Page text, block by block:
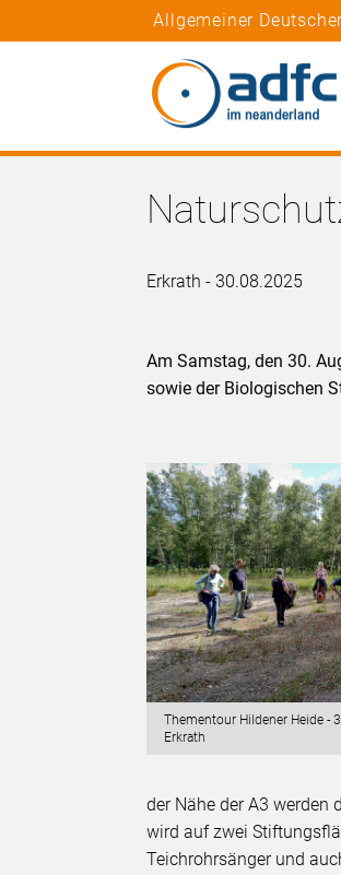
Allgemeiner
Erkrath - 30.08.2025
Am Samstag, den 30.
sowie der Biologischen
Thementour Hildener Heide -
Erkrath
der Nähe der A3
wird auf zwei
Teichrohrsänger und